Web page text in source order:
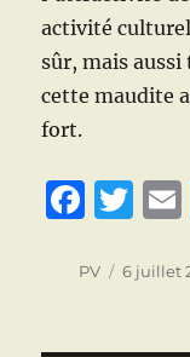
activité
sûr, mais aussi
cette maudite
fort.
F
c
T
it
Auteur
PV
Publié
6 juillet